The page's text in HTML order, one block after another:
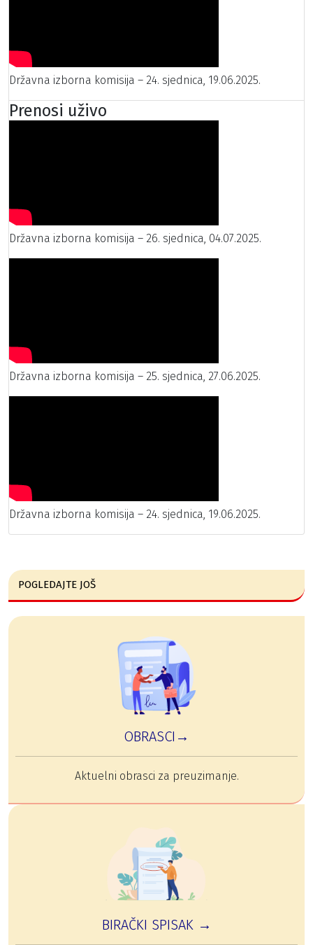
Državna izborna komisija – 24. sjednica, 19.06.2025.
Prenosi uživo
Državna izborna komisija – 26. sjednica, 04.07.2025.
Državna izborna komisija – 25. sjednica, 27.06.2025.
Državna izborna komisija – 24. sjednica, 19.06.2025.
POGLEDAJTE JOŠ
OBRASCI→
Aktuelni obrasci za preuzimanje.
BIRAČKI SPISAK →